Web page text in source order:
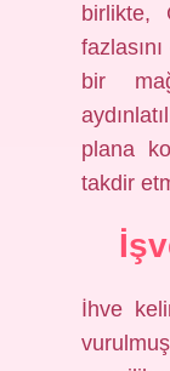
birlikte,
bir
plana
takdir
İhve